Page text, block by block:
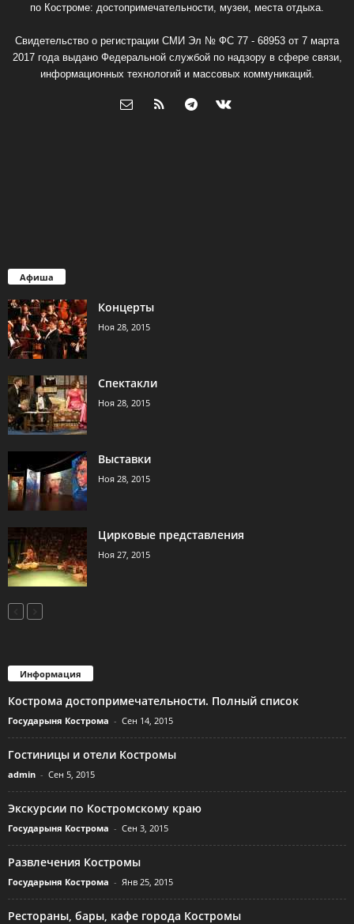
по Костроме: достопримечательности, музеи, места отдыха.
Свидетельство о регистрации СМИ Эл № ФС 77 - 68953 от 7 марта
2017 года выдано Федеральной службой по надзору в сфере связи,
информационных технологий и массовых коммуникаций.
Афиша
Концерты
Ноя 28, 2015
Спектакли
Ноя 28, 2015
Выставки
Ноя 28, 2015
Цирковые представления
Ноя 27, 2015
Информация
Кострома достопримечательности. Полный список
Государыня Кострома - Сен 14, 2015
Гостиницы и отели Костромы
admin - Сен 5, 2015
Экскурсии по Костромскому краю
Государыня Кострома - Сен 3, 2015
Развлечения Костромы
Государыня Кострома - Янв 25, 2015
Рестораны, бары, кафе города Костромы